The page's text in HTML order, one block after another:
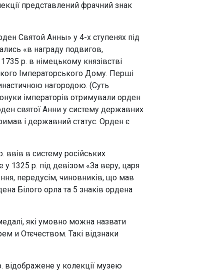
представлений фрачний знак
Святой Анны» у 4-х ступенях під
«в награду подвигов,
р. в німецькому князівстві
Імператорського Дому. Перші
нагородою. (Суть
імператорів отримували орден
святої Анни у систему державних
і державний статус. Орден є
ввів в систему російських
1325 р. під девізом «За веру, царя
передусім, чиновників, що мав
Білого орла та 5 знаків ордена
які умовно можна назвати
и Отєчеством. Такі відзнаки
відображене у колекції музею